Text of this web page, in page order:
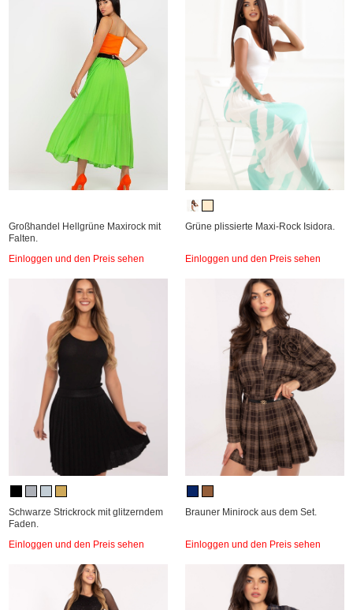
Großhandel Hellgrüne Maxirock mit
Falten.
Einloggen und den Preis sehen
Grüne plissierte Maxi-Rock Isidora.
Einloggen und den Preis sehen
Schwarze Strickrock mit glitzerndem
Faden.
Einloggen und den Preis sehen
Brauner Minirock aus dem Set.
Einloggen und den Preis sehen